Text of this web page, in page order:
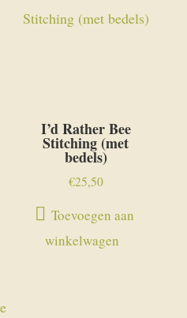
I’d Rather Bee
Stitching (met
bedels)
€25,50
Toevoegen aan
winkelwagen